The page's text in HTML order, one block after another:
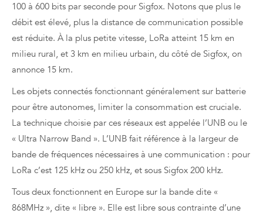
100 à 600 bits par seconde pour Sigfox. Notons que plus le
débit est élevé, plus la distance de communication possible
est réduite. À la plus petite vitesse, LoRa atteint 15 km en
milieu rural, et 3 km en milieu urbain, du côté de Sigfox, on
annonce 15 km.
Les objets connectés fonctionnant généralement sur batterie
pour être autonomes, limiter la consommation est cruciale.
La technique choisie par ces réseaux est appelée l’UNB ou le
« Ultra Narrow Band ». L’UNB fait référence à la largeur de
bande de fréquences nécessaires à une communication : pour
LoRa c’est 125 kHz ou 250 kHz, et sous Sigfox 200 kHz.
Tous deux fonctionnent en Europe sur la bande dite «
868MHz », dite « libre ». Elle est libre sous contrainte d’une